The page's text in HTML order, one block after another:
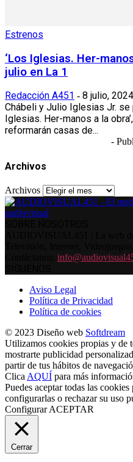
Estrenos
‘Los Iglesias. Her-
julio en La 1
Redacción A451 - 8 julio, 2024
Chábeli y Julio Iglesias Jr. se
Iglesias. Her-manos a la
reformarán casas de...
-
Archivos
Archivos
Aviso Legal
Política de Privacidad
Política de cookies
© 2023 Diseño web Softdream
Utilizamos cookies propias y de
mostrarte publicidad
partir de tus hábitos de
Clica AQUÍ para más
Puedes aceptar todas las
configurarlas o rechazar su uso
Configurar ACEPTAR
Cerrar